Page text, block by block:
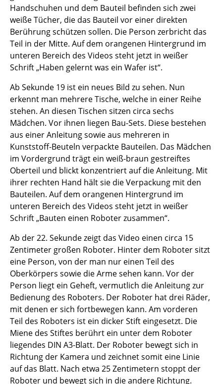
Handschuhen und dem Bauteil befinden sich zwei
weiße Tücher, die das Bauteil vor einer direkten
Berührung schützen sollen. Die Person zerbricht das
Teil in der Mitte. Auf dem orangenen Hintergrund im
unteren Bereich des Videos steht jetzt in weißer
Schrift „Haben gelernt was ein Wafer ist“.
Ab Sekunde 19 ist ein neues Bild zu sehen. Nun
erkennt man mehrere Tische, welche in einer Reihe
stehen. An diesen Tischen sitzen circa sechs
Mädchen. Vor ihnen liegen Bau-Sets. Diese bestehen
aus einer Anleitung sowie aus mehreren in
Kunststoff-Beuteln verpackte Bauteilen. Das Mädchen
im Vordergrund trägt ein weiß-braun gestreiftes
Oberteil und blickt konzentriert auf die Anleitung. Mit
ihrer rechten Hand hält sie die Verpackung mit den
Bauteilen. Auf dem orangenen Hintergrund im
unteren Bereich des Videos steht jetzt in weißer
Schrift „Bauten einen Roboter zusammen“.
Ab der 22. Sekunde zeigt das Video einen circa 15
Zentimeter großen Roboter. Hinter dem Roboter sitzt
eine Person, von der man nur einen Teil des
Oberkörpers sowie die Arme sehen kann. Vor der
Person liegt ein Geheft, vermutlich die Anleitung zur
Bedienung des Roboters. Der Roboter hat drei Räder,
mit denen er sich fortbewegen kann. Am vorderen
Teil des Roboters ist ein dicker Stift eingesetzt. Die
Miene des Stiftes berührt ein unter dem Roboter
liegendes DIN A3-Blatt. Der Roboter bewegt sich in
Richtung der Kamera und zeichnet somit eine Linie
auf das Blatt. Nach etwa 25 Zentimetern stoppt der
Roboter und bewegt sich in die andere Richtung.